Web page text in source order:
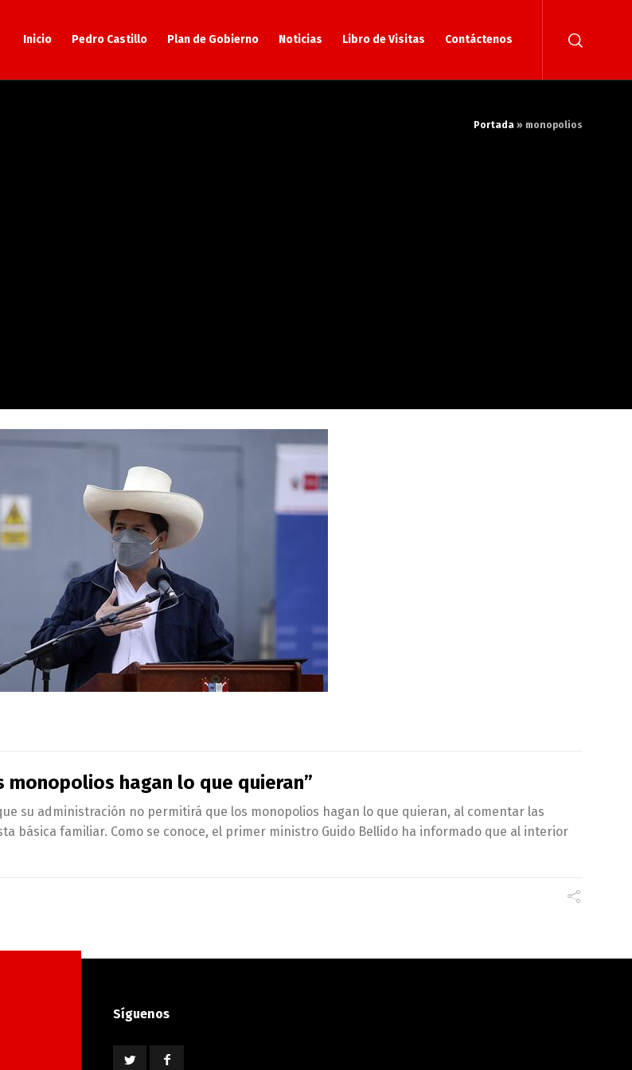
Inicio Pedro Castillo Plan de Gobierno Noticias Libro de Visitas Contáctenos
Portada » monopolios
hagan lo que quieran”
su administración no permitirá que los monopolios hagan lo que quieran, al comentar las
básica familiar. Como se conoce, el primer ministro Guido Bellido ha informado que al interior
Síguenos